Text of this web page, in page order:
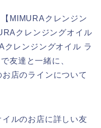
MIMURAクレンジン
クレンジングオイル
クレンジングオイル ラ
友達と一緒に、
店のラインについて
ルのお店に詳しい友